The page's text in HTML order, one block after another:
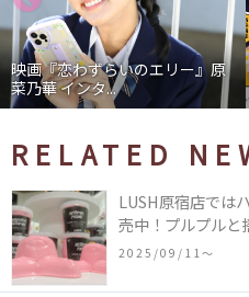
『恋わずらいのエリー』原
華 インタ...
RELATED
LUSH原宿店では
売中！プルプルと
オクトパス」や定
2025/09/11〜